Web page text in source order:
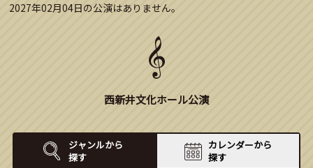
2027年02月04日の公演はありません。
西新井文化ホール公演
ジャンルから
探す
カレンダーから
探す